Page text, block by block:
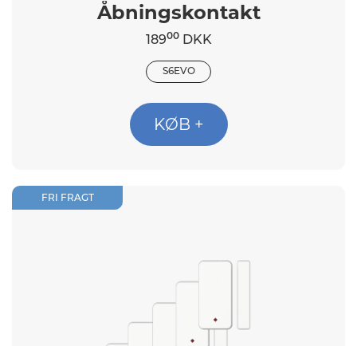
Åbningskontakt
18900DKK
S6EVO
KØB +
FRI FRAGT